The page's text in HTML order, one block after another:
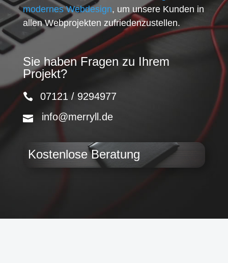
modernes Webdesign, um unsere Kunden in
allen Webprojekten zufriedenzustellen.
Sie haben Fragen zu Ihrem
Projekt?
07121 / 9294977
info@merryll.de
Kostenlose Beratung